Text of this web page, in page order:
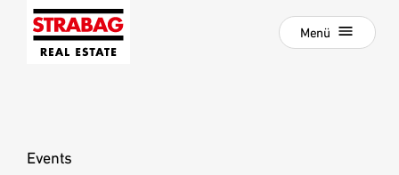
Zur
Hauptnavigation
springen
Menü
Schließen
Development als Service
Events